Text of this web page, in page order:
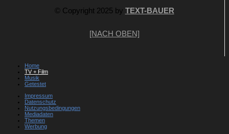
© Copyright 2025 by TEXT-BAUER
[NACH OBEN]
Home
TV + Film
Musik
Getestet
Impressum
Datenschutz
Nutzungsbedingungen
Mediadaten
Themen
Werbung